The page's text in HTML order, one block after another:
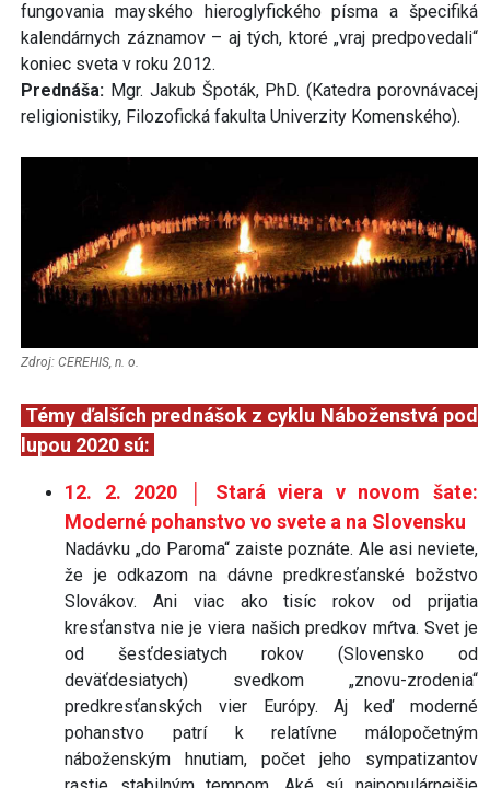
fungovania mayského hieroglyfického písma a špecifiká
kalendárnych záznamov – aj tých, ktoré „vraj predpovedali“
koniec sveta v roku 2012.
Prednáša: Mgr. Jakub Špoták, PhD. (Katedra porovnávacej
religionistiky, Filozofická fakulta Univerzity Komenského).
Zdroj: CEREHIS, n. o.
Témy ďalších prednášok z cyklu Náboženstvá pod
lupou 2020 sú:
12. 2. 2020 │ Stará viera v novom šate:
Moderné pohanstvo vo svete a na Slovensku
Nadávku „do Paroma“ zaiste poznáte. Ale asi neviete,
že je odkazom na dávne predkresťanské božstvo
Slovákov. Ani viac ako tisíc rokov od prijatia
kresťanstva nie je viera našich predkov mŕtva. Svet je
od šesťdesiatych rokov (Slovensko od
deväťdesiatych) svedkom „znovu-zrodenia“
predkresťanských vier Európy. Aj keď moderné
pohanstvo patrí k relatívne málopočetným
náboženským hnutiam, počet jeho sympatizantov